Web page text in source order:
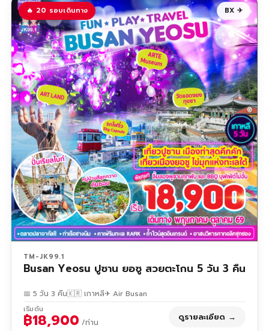
🔥 20 รอบเดินทาง BX ✈
TM-JK99.1
Busan Yeosu ปูซาน ยอซู สวยตะโกน 5 วัน 3 คืน
📅 5 วัน 3 คืน🇰🇷 เกาหลี✈ Air Busan
เริ่มต้น
฿18,900 /ท่าน ดูรายละเอียด →